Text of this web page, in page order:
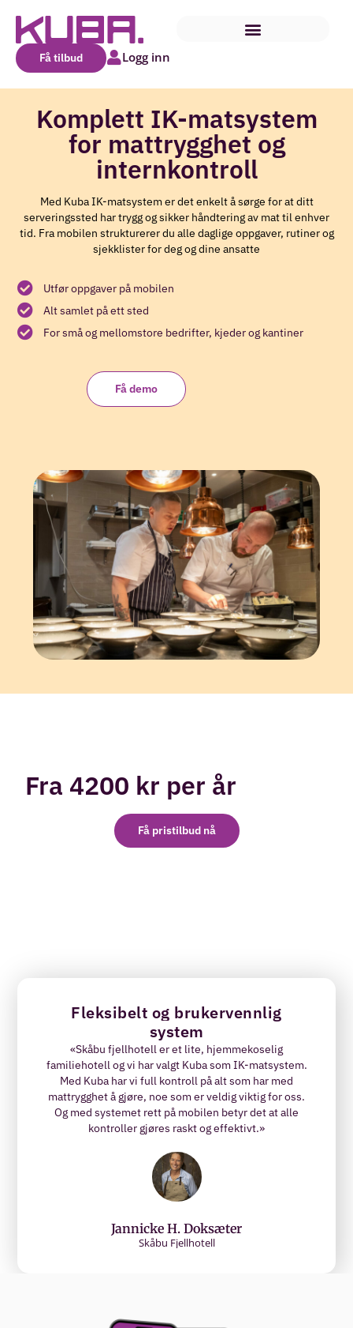
Få tilbud Logg inn
Komplett IK-matsystem
for mattrygghet og
internkontroll
Med Kuba IK-matsystem er det enkelt å sørge for at ditt
serveringssted har trygg og sikker håndtering av mat til enhver
tid. Fra mobilen strukturerer du alle daglige oppgaver, rutiner og
sjekklister for deg og dine ansatte
Utfør oppgaver på mobilen
Alt samlet på ett sted
For små og mellomstore bedrifter, kjeder og kantiner
Få demo
Fra 4200 kr per år
Få pristilbud nå
Fleksibelt og brukervennlig
system
«Skåbu fjellhotell er et lite, hjemmekoselig
familiehotell og vi har valgt Kuba som IK-matsystem.
Med Kuba har vi full kontroll på alt som har med
mattrygghet å gjøre, noe som er veldig viktig for oss.
Og med systemet rett på mobilen betyr det at alle
kontroller gjøres raskt og effektivt.»
Jannicke H. Doksæter
Skåbu Fjellhotell